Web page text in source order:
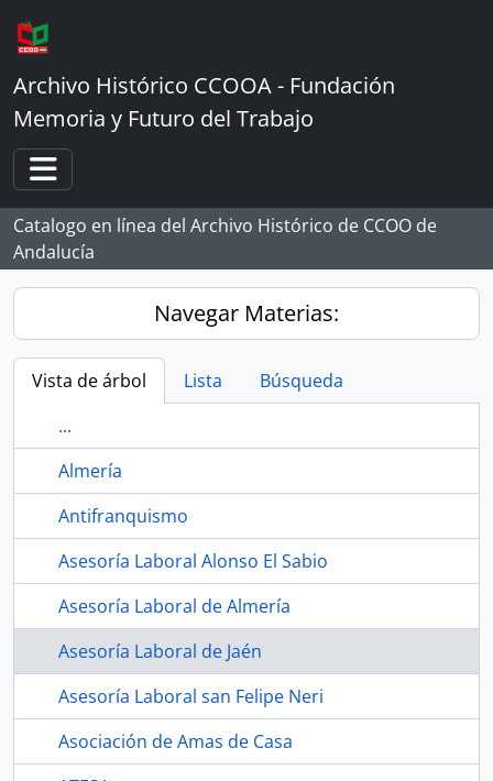
Skip to main content
Archivo Histórico CCOOA - Fundación
Memoria y Futuro del Trabajo
Toggle navigation
Catalogo en línea del Archivo Histórico de CCOO de
Andalucía
Navegar Materias:
Vista de árbol Lista
Búsqueda
...
Almería
Antifranquismo
Asesoría Laboral Alonso El Sabio
Asesoría Laboral de Almería
Asesoría Laboral de Jaén
Asesoría Laboral san Felipe Neri
Asociación de Amas de Casa